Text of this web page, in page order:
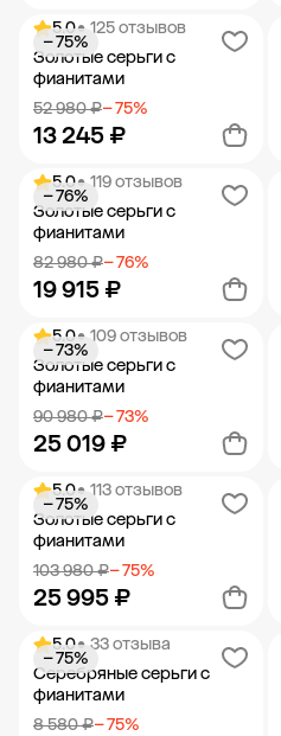
Добавить в корзину
5.0• 125 отзывов
Золотые серьги с
фианитами
52 980 ₽− 75%
13 245 ₽
− 75%
Добавить в корзину
5.0• 119 отзывов
Золотые серьги с
фианитами
82 980 ₽− 76%
19 915 ₽
− 76%
Добавить в корзину
5.0• 109 отзывов
Золотые серьги с
фианитами
90 980 ₽− 73%
25 019 ₽
− 73%
Добавить в корзину
5.0• 113 отзывов
Золотые серьги с
фианитами
103 980 ₽− 75%
25 995 ₽
− 75%
Добавить в корзину
5.0• 33 отзыва
Серебряные серьги с
фианитами
8 580 ₽− 75%
− 75%